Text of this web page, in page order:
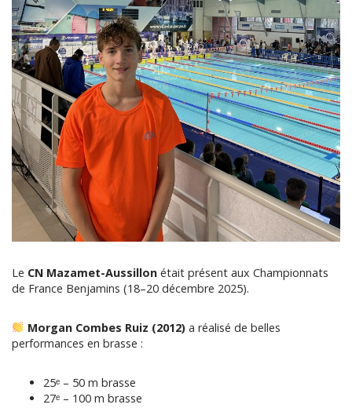
Le CN Mazamet-Aussillon était présent aux Championnats
de France Benjamins (18–20 décembre 2025).
Morgan Combes Ruiz (2012) a réalisé de belles
performances en brasse :
25ᵉ – 50 m brasse
27ᵉ – 100 m brasse